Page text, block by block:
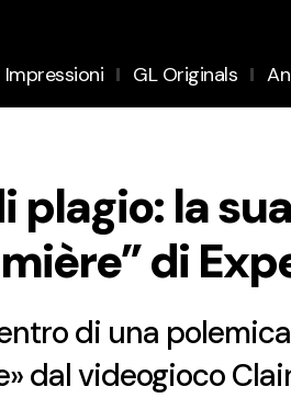
Impressioni GL Originals
la
di
di una
dal videogioco